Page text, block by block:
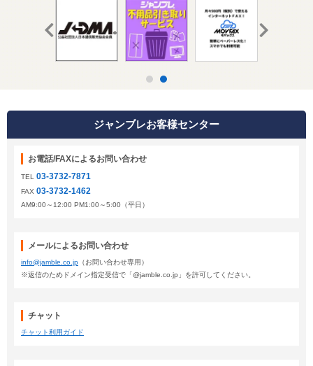
ジャンブレお客様センター
お電話/FAXによるお問い合わせ
TEL 03-3732-7871
FAX 03-3732-1462
AM9:00～12:00 PM1:00～5:00（平日）
メールによるお問い合わせ
info@jamble.co.jp （お問い合わせ専用）
※返信のためドメイン指定受信で「@jamble.co.jp」を許可してください。
チャット
チャット利用ガイド